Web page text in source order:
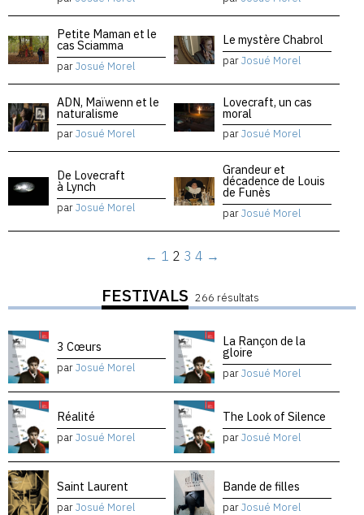
Petite Maman et le
cas Sciamma
parJosué Morel
Le mystère Chabrol
parJosué Morel
ADN, Maïwenn et le
naturalisme
parJosué Morel
Lovecraft, un cas
moral
parJosué Morel
De Lovecraft
à Lynch
parJosué Morel
Grandeur et
décadence de Louis
de Funès
parJosué Morel
← 1 2 3 4 →
FESTIVALS 266 résultats
3 Cœurs
parJosué Morel
La Rançon de la
gloire
parJosué Morel
Réalité
parJosué Morel
The Look of Silence
parJosué Morel
Saint Laurent
parJosué Morel
Bande de filles
parJosué Morel